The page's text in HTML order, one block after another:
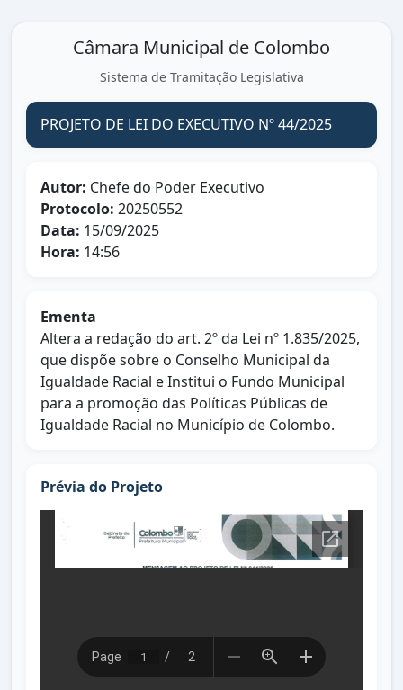
Câmara Municipal de Colombo
Sistema de Tramitação Legislativa
PROJETO DE LEI DO EXECUTIVO Nº 44/2025
Autor: Chefe do Poder Executivo
Protocolo: 20250552
Data: 15/09/2025
Hora: 14:56
Ementa
Altera a redação do art. 2º da Lei nº 1.835/2025,
que dispõe sobre o Conselho Municipal da
Igualdade Racial e Institui o Fundo Municipal
para a promoção das Políticas Públicas de
Igualdade Racial no Município de Colombo.
Prévia do Projeto